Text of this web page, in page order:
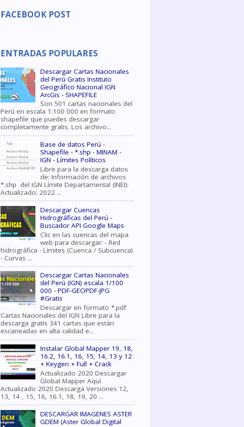
FACEBOOK POST
ENTRADAS POPULARES
Descargar Cartas Nacionales
del Perú Gratis Instituto
Geográfico Nacional IGN
ArcGis - SHAPEFILE
Son 501 cartas nacionales del
Perú en escala 1:100 000 en formato
shapefile que puedes descargar
completamente gratis. Los archivo...
Base de datos Perú -
Shapefile - *.shp - MINAM -
IGN - Límites Políticos
Libre para la descarga datos
de: Información de archivos
*.shp del IGN Límite Departamental (INEI):
Actualizado: 2022 ...
Descargar Cuencas
Hidrográficas del Perú -
Buscador API Google Maps
Clic en las cuencas del mapa
web para descargar: - Red
hidrográfica - Límites (Cuenca / Subcuenca)
- Curvas ...
Descargar Cartas Nacionales
del Perú (IGN) escala 1/100
000 - PDF-GEOPDF-JPG
#Gratis
Descargar en formato *.pdf
Cartas Nacionales del IGN Libre para la
descarga gratis 341 cartas que están
escaneadas en alta calidad e...
Instalar Global Mapper 19, 18,
16.2, 16.1, 16, 15, 14, 13 y 12
+ Keygen + Full + Crack
Actualizado 2020 Descargar
Global Mapper Aquí
Actualizado 2020 Descarga Versiones 12,
13, 14 , 15, 16, 16.1, 18, 19, 20 ...
DESCARGAR IMAGENES ASTER
GDEM (Aster Global Digital